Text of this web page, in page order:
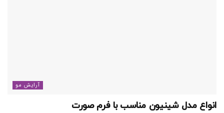
آرایش مو
انواع مدل شینیون مناسب با فرم صورت